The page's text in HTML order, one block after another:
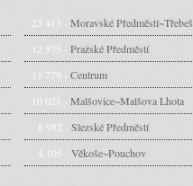
23 413 - Moravské Předměstí~Třebeš
12 975 - Pražské Předměstí
11 779 - Centrum
10 021 - Malšovice~Malšova Lhota
8 982 - Slezské Předměstí
4 105 - Věkoše~Pouchov